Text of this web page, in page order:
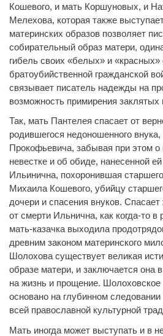
Кошевого, и мать Коршуновых, и
Мелехова, которая также
материнских образов позволяет
собирательный образ матери,
гибель своих «белых» и
братоубийственной гражданской
связывает писатель надежды на
возможность примирения заклятых
Так, мать Пантелея спасает от
родившегося недоношенного
Прокофьевича, забывая при этом
невестке и об обиде, нанесенной
Ильинична, похоронившая
Михаила Кошевого, убийцу
дочери и спасения внуков.
от смерти Ильнична, как когда-то в
мать-казачка выходила
древним законом материнского
Шолохова существует великая
образе матери, и заключается она
на жизнь и прощение. Шолоховское
основано на глубинном
всей православной культурной
Мать иногда может выступать и в